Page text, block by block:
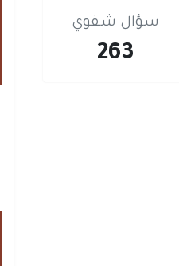
سؤال شفوي
263